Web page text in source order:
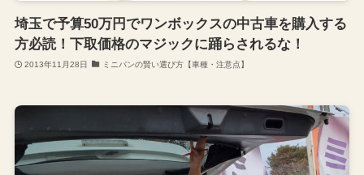
埼玉で予算50万円でワンボックスの中古車を購入する
方必読！下取価格のマジックに踊らされるな！
2013年11月28日 ミニバンの賢い選び方【車種・注意点】